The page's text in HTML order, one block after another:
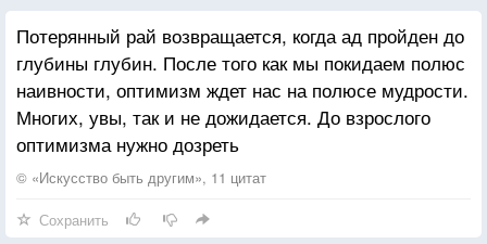
Потерянный рай возвращается, когда ад пройден до
глубины глубин. После того как мы покидаем полюс
наивности, оптимизм ждет нас на полюсе мудрости.
Многих, увы, так и не дожидается. До взрослого
оптимизма нужно дозреть
© «Искусство быть другим», 11 цитат
Сохранить